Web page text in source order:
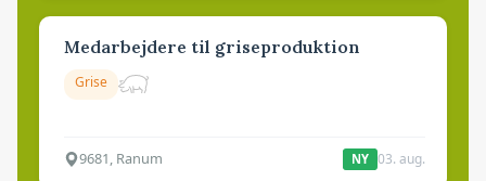
Medarbejdere til griseproduktion
Grise
9681, Ranum NY 03. aug.